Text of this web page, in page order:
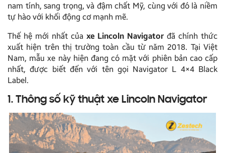
nam tính, sang trọng, và đậm chất Mỹ, cùng với đó là niềm
tự hào với khối động cơ mạnh mẽ.
Thế hệ mới nhất của xe Lincoln Navigator đã chính thức
xuất hiện trên thị trường toàn cầu từ năm 2018. Tại Việt
Nam, mẫu xe này hiện đang có mặt với phiên bản cao cấp
nhất, được biết đến với tên gọi Navigator L 4×4 Black
Label.
1. Thông số kỹ thuật xe Lincoln Navigator